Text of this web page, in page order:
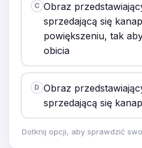
C Obraz
sprzedającą się
powiększeniu, tak
obicia
D Obraz
sprzedającą się
Dotknij opcji, aby sprawdzić